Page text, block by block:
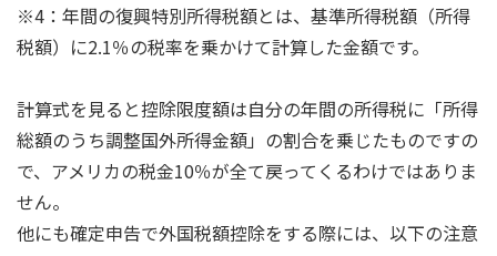
※4：年間の復興特別所得税額とは、基準所得税額（所得
税額）に2.1％の税率を乗かけて計算した金額です。
計算式を見ると控除限度額は自分の年間の所得税に「所得
総額のうち調整国外所得金額」の割合を乗じたものですの
で、アメリカの税金10％が全て戻ってくるわけではありま
せん。
他にも確定申告で外国税額控除をする際には、以下の注意